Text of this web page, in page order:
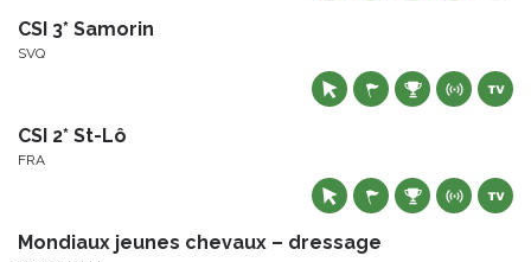
CSI 3* Samorin
SVQ
CSI 2* St-Lô
FRA
Mondiaux jeunes chevaux – dressage